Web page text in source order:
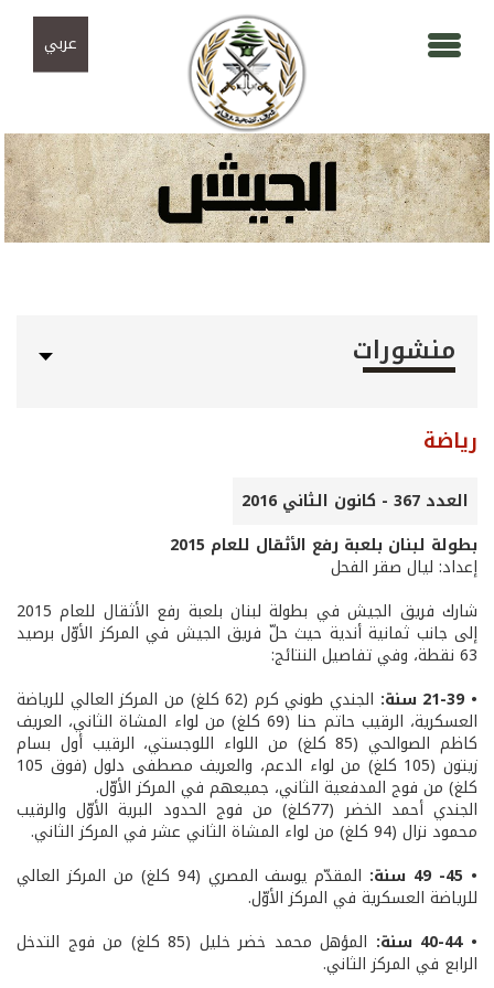
عربي
منشورات
رياضة
العدد 367 - كانون الثاني 2016
بطولة لبنان بلعبة رفع الأثقال للعام 2015
إعداد: ليال صقر الفحل
شارك فريق الجيش في بطولة لبنان بلعبة رفع الأثقال للعام 2015
إلى جانب ثمانية أندية حيث حلّ فريق الجيش في المركز الأوّل برصيد
63 نقطة، وفي تفاصيل النتائج:
• 21-39 سنة:
الجندي طوني كرم (62 كلغ) من المركز العالي للرياضة
العسكرية، الرقيب حاتم حنا (69 كلغ) من لواء المشاة الثاني، العريف
كاظم الصوالحي (85 كلغ) من اللواء اللوجستي، الرقيب أول بسام
زيتون (105 كلغ) من لواء الدعم، والعريف مصطفى دلول (فوق 105
كلغ) من فوج المدفعية الثاني، جميعهم في المركز الأوّل.
الجندي أحمد الخضر (77كلغ) من فوج الحدود البرية الأوّل والرقيب
محمود نزال (94 كلغ) من لواء المشاة الثاني عشر في المركز الثاني.
• 45- 49 سنة:
المقدّم يوسف المصري (94 كلغ) من المركز العالي
للرياضة العسكرية في المركز الأوّل.
• 40-44 سنة:
المؤهل محمد خضر خليل (85 كلغ) من فوج التدخل
الرابع في المركز الثاني.